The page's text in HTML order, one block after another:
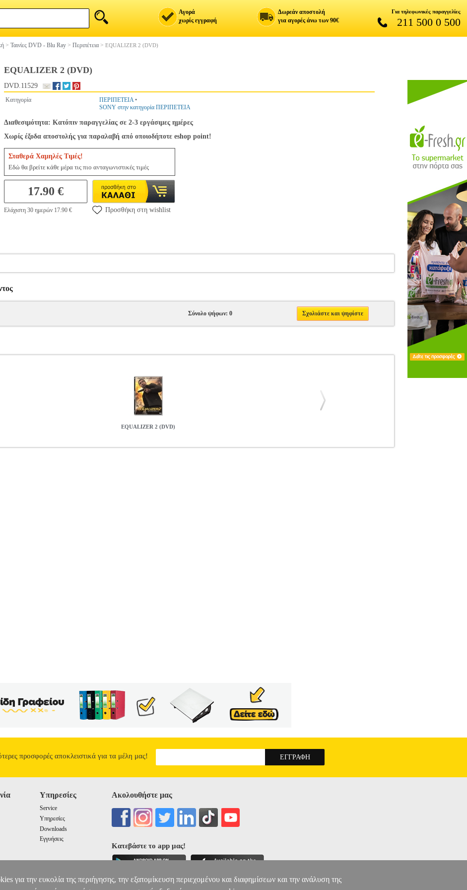
Αγορά
χωρίς εγγραφή
Δωρεάν αποστολή
για αγορές άνω των 90€
Για τηλεφωνικές παραγγελίες
211 500 0 500
> Ταινίες DVD - Blu Ray > Περιπέτεια > EQUALIZER 2 (DVD)
EQUALIZER 2 (DVD)
DVD.11529
Κατηγορία ΠΕΡΙΠΕΤΕΙΑ•
SONY στην κατηγορία ΠΕΡΙΠΕΤΕΙΑ
Διαθεσιμότητα: Κατόπιν παραγγελίας σε 2-3 εργάσιμες ημέρες
Χωρίς έξοδα αποστολής για παραλαβή από οποιοδήποτε eshop point!
Σταθερά Χαμηλές Τιμές!
Εδώ θα βρείτε κάθε μέρα τις πιο ανταγωνιστικές τιμές
17.90 €
Ελάχιστη 30 ημερών 17.90 € Προσθήκη στη wishlist
Σύνολο ψήφων: 0 Σχολιάστε και ψηφίστε
EQUALIZER 2 (DVD)
προσφορές αποκλειστικά για τα μέλη μας!
Υπηρεσίες
Service
Υπηρεσίες
Downloads
Εγγυήσεις
Ακολουθήστε μας
Κατεβάστε το app μας!
για την ευκολία της περιήγησης, την εξατομίκευση περιεχομένου και διαφημίσεων και την ανάλυση της